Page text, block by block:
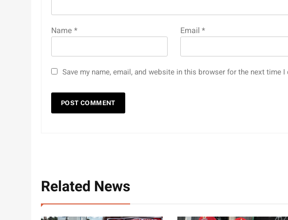
Name * Email*
Save my name, email, and website in this browser for the next time I
Related News